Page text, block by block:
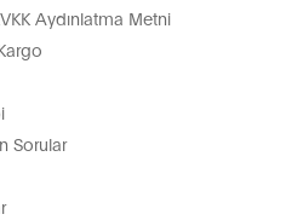
Aydınlatma Metni
Sorular